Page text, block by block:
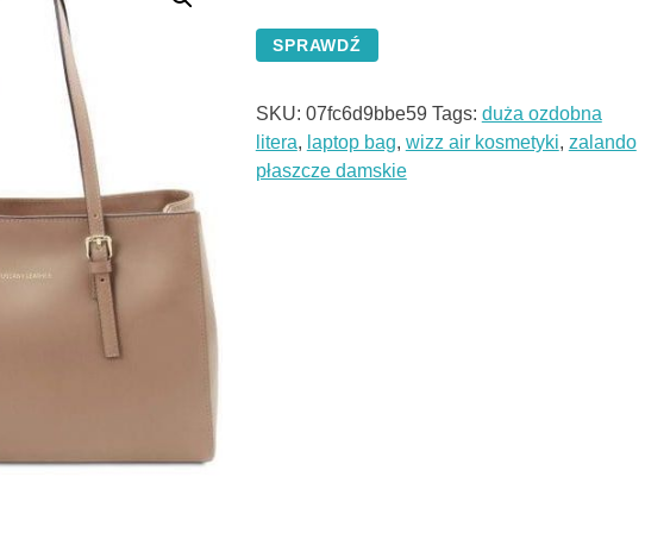
SPRAWDŹ
SKU: 07fc6d9bbe59 Tags: duża ozdobna
litera, laptop bag, wizz air kosmetyki, zalando
płaszcze damskie